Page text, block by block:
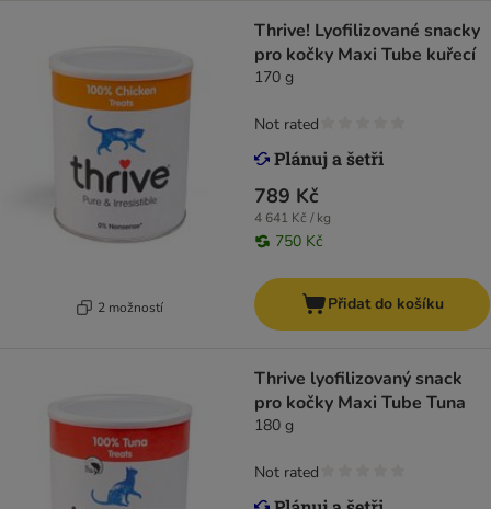
2 možností
Thrive! Lyofilizované snacky
pro kočky Maxi Tube kuřecí
170 g
789 Kč
4 641 Kč / kg
750 Kč
Not rated
Přidat do košíku
Thrive lyofilizovaný snack
pro kočky Maxi Tube Tuna
180 g
Not rated